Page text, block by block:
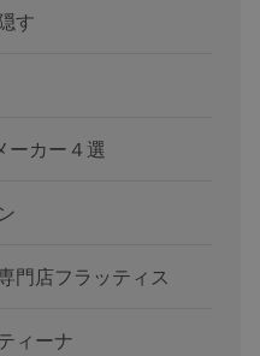
す
ーカー４選
門店フラッティス
ィーナ